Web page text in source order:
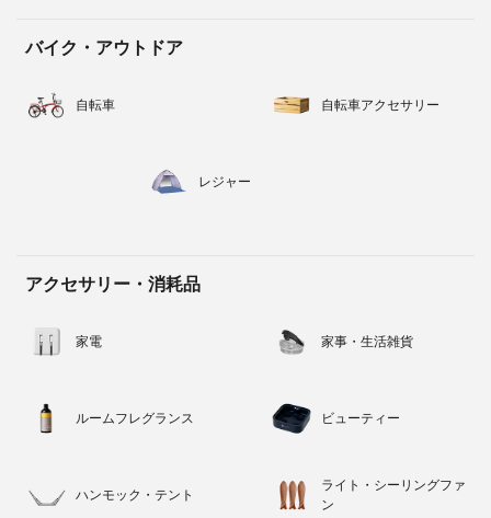
バイク・アウトドア
自転車 自転車アクセサリー
レジャー
アクセサリー・消耗品
家電 家事・生活雑貨
ルームフレグランス ビューティー
ハンモック・テント
ライト・シーリングファ
ン